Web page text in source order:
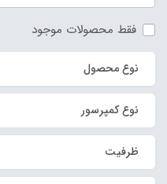
فقط محصولات موجود
نوع محصول
نوع کمپرسور
ظرفیت